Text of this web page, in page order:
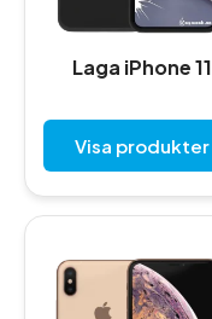
Laga iPhone 11
Visa produkter